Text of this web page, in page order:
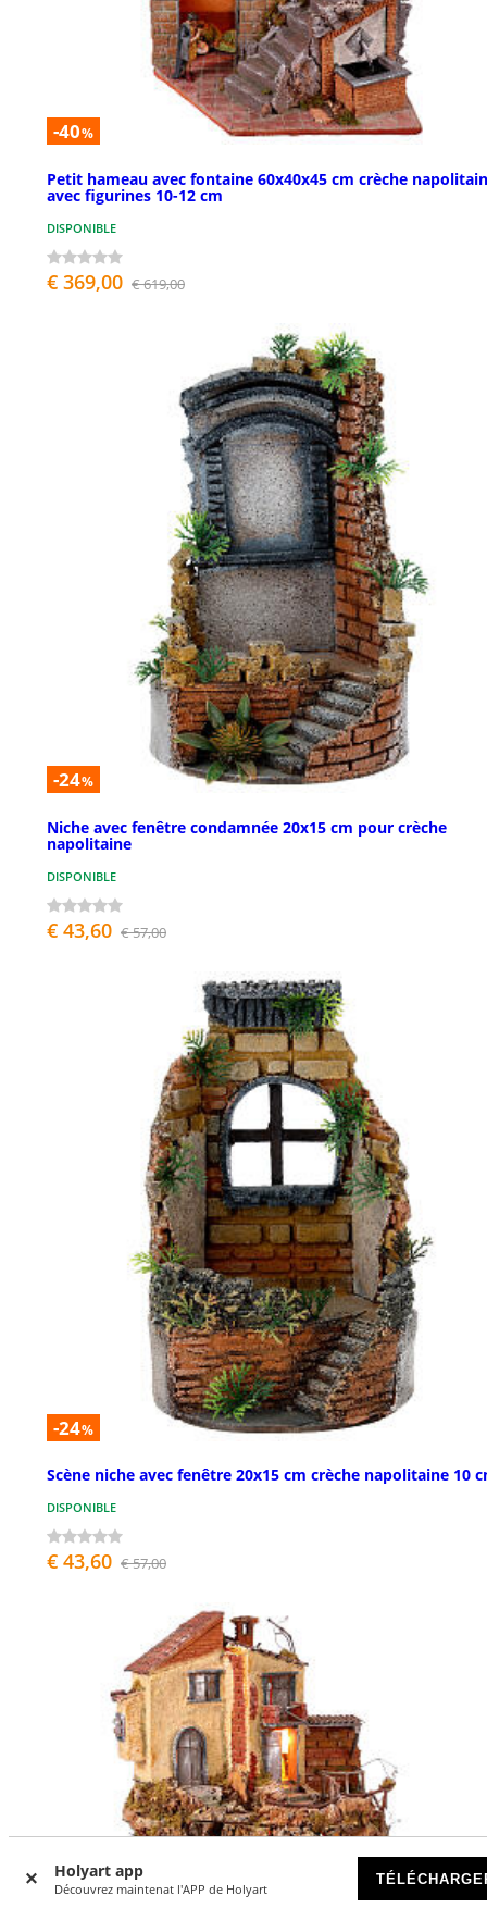
Holyart app
Découvrez maintenat l'APP de Holyart
-40%
Petit hameau avec fontaine 60x40x45 cm crèche
avec figurines 10-12 cm
DISPONIBLE
€ 369,00 € 619,00
-24%
Niche avec fenêtre condamnée 20x15 cm pour crèche
napolitaine
DISPONIBLE
€ 43,60 € 57,00
-24%
Scène niche avec fenêtre 20x15 cm crèche napolitaine 10
DISPONIBLE
€ 43,60 € 57,00